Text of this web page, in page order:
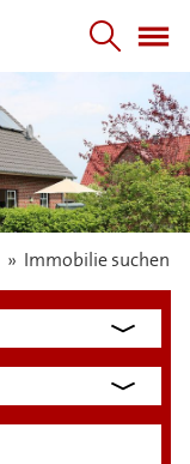
» Immobilie suchen